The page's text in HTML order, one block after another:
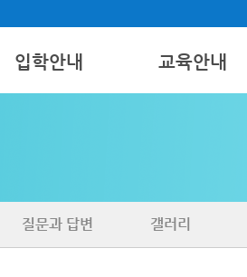
입학안내 교육안내
질문과 답변 갤러리